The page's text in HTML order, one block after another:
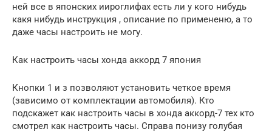
ней все в японских иироглифах есть ли у кого нибудь
какя нибудь инструкция , описание по примененю, а то
даже часы настроить не могу.
Как настроить часы хонда аккорд 7 япония
Кнопки 1 и з позволяют установить четкое время
(зависимо от комплектации автомобиля). Кто
подскажет как настроить часы в хонда аккорд-7 тех кто
смотрел как настроить часы. Справа понизу голубая